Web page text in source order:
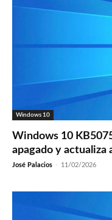
Windows 10
Windows 10
apagado y actualiza
José Palacios - 11/02/2026